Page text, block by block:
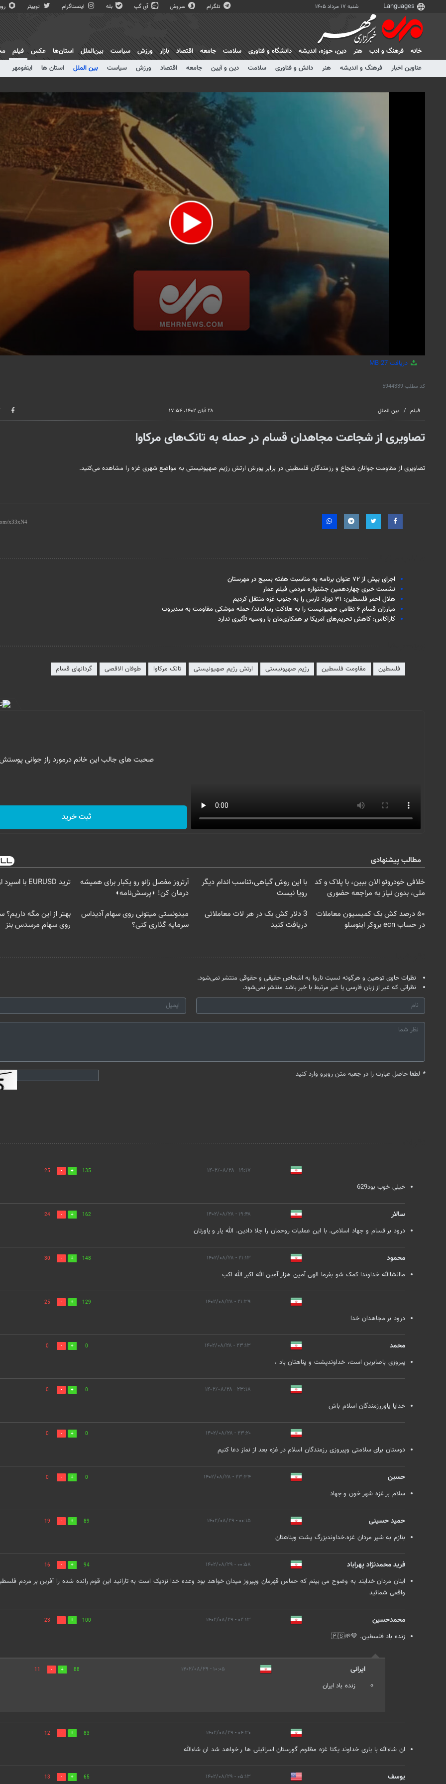
شنبه ۱۷ مرداد ۱۴۰۵ تلگرام سروش آی گپ بله اینستاگرام توییتر
خانه فرهنگ و ادب هنر دين، حوزه، انديشه دانشگاه و فناوری سلامت جامعه اقتصاد بازار ورزش سیاست بین‌الملل استان‌ها عکس
فیلم
عناوین اخبار
فرهنگ و اندیشه هنر دانش و فناوری سلامت دین و آیین جامعه اقتصاد ورزش سیاست بین الملل استان ها اینفومهر
دریافت 27 MB
کد مطلب5944339
فیلم بین الملل ۲۸ آبان ۱۴۰۲، ۱۷:۵۴
تصاویری از شجاعت مجاهدان قسام در حمله به تانک‌های مرکاوا
تصاویری از مقاومت جوانان شجاع و رزمندگان فلسطینی در برابر یورش ارتش رژیم صهیونیستی به مواضع شهری غزه را مشاهده می‌کنید.
اجرای بیش از ۷۲ عنوان برنامه به مناسبت هفته بسیج در مهرستان
نشست خبری چهاردهمین جشنواره مردمی فیلم عمار
هلال احمر فلسطین: ۳۱ نوزاد نارس را به جنوب غزه منتقل کردیم
مبارزان قسام ۶ نظامی صهیونیست را به هلاکت رساندند/ حمله موشکی مقاومت به سدیروت
کاراکاس: کاهش تحریم‌های آمریکا بر همکاری‌مان با روسیه تأثیری ندارد
فلسطین مقاومت فلسطین رژیم صهیونیستی ارتش رژیم صهیونیستی تانک مرکاوا طوفان الاقصی گردانهای قسام
صحبت های جالب این خانم درمورد راز جوانی
ثبت خرید
مطالب پیشنهادی
خلافی خودروتو الان ببین، با پلاک و کد
ملی، بدون نیاز به مراجعه حضوری
با این روش گیاهی،تناسب اندام دیگر
رویا نیست
آرتروز مفصل زانو رو یکبار برای همیشه
درمان کن! ◗پرسش‌نامه◖
ترید EURUSD با اسپرد از صفر پیپ
۵۰ درصد کش بک کمیسیون معاملات
در حساب ecn بروکر اینوسلو
3 دلار کش بک در هر لات معاملاتی
دریافت کنید
میدونستی میتونی روی سهام آدیداس
سرمایه گذاری کنی؟
بهتر از این مگه داریم؟
روی سهام مرسدس بنز
نظرات حاوی توهین و هرگونه نسبت ناروا به اشخاص حقیقی و حقوقی منتشر نمی‌شود.
نظراتی که غیر از زبان فارسی یا غیر مرتبط با خبر باشد منتشر نمی‌شود.
* لطفا حاصل عبارت را در جعبه متن روبرو وارد کنید
۱۹:۱۷ - ۱۴۰۲/۰۸/۲۸ 135
25
خیلی خوب بود629
سالار ۱۹:۴۸ - ۱۴۰۲/۰۸/۲۸ 162
24
درود بر قسام و جهاد اسلامی. با این عملیات روحمان را جلا دادین. الله یار و یاورتان
محمود ۲۱:۱۳ - ۱۴۰۲/۰۸/۲۸ 148
30
ماانشاالله خداوندا کمک شو بفرما الهی آمین هزار آمین الله اکبر الله اکب
۲۱:۳۹ - ۱۴۰۲/۰۸/۲۸ 129
25
درود بر مجاهدان خدا
محمد ۲۳:۱۳ - ۱۴۰۲/۰۸/۲۸ 0
0
پیروزی باصابرین است، خداوندپشت و پناهتان باد ،
۲۳:۱۸ - ۱۴۰۲/۰۸/۲۸ 0
0
خدایا یاوررزمندگان اسلام باش
۲۳:۲۰ - ۱۴۰۲/۰۸/۲۸ 0
0
دوستان برای سلامتی وپیروزی رزمندگان اسلام در غزه بعد از نماز دعا کنیم
حسین ۲۳:۳۴ - ۱۴۰۲/۰۸/۲۸ 0
0
سلام بر غزه شهر خون و جهاد
حمید حسینی ۰۰:۱۵ - ۱۴۰۲/۰۸/۲۹ 89
19
بنازم به شیر مردان غزه.خداوندبزرگ پشت وپناهتان
فرید محمدنژاد پهراباد ۰۰:۵۸ - ۱۴۰۲/۰۸/۲۹ 94
16
اینان مردان خدایند به وضوح می بینم که حماس قهرمان وپیروز میدان خواهد بود وعده خدا نزدیک است به تارانید این قوم رانده شده را آفرین بر مردم
واقعی شمائید
محمدحسین ۰۲:۱۳ - ۱۴۰۲/۰۸/۲۹ 100
23
زنده باد فلسطین. 💚🌱🇵🇸
ایرانی ۱۰:۰۵ - ۱۴۰۲/۰۸/۲۹ 88
11
زنده باد ایران
۰۴:۳۰ - ۱۴۰۲/۰۸/۲۹ 83
12
ان شاءالله با یاری خداوند یکتا غزه مظلوم گورستان اسرائیلی ها ر خواهد شد ان شاءالله
یوسف ۰۵:۱۳ - ۱۴۰۲/۰۸/۲۹ 65
13